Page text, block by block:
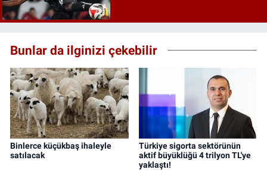
Bunlar da ilginizi çekebilir
Binlerce küçükbaş ihaleyle
satılacak
Türkiye sigorta sektörünün
aktif büyüklüğü 4 trilyon TL'ye
yaklaştı!